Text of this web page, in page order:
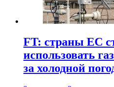
FT: страны ЕС
использовать
за холодной